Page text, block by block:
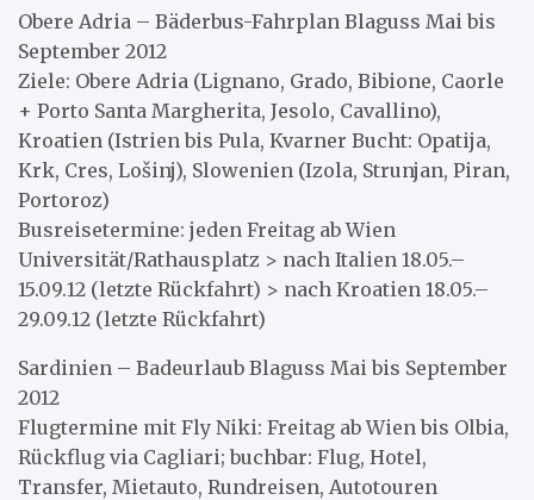
Obere Adria – Bäderbus-Fahrplan Blaguss Mai bis
September 2012
Ziele: Obere Adria (Lignano, Grado, Bibione, Caorle
+ Porto Santa Margherita, Jesolo, Cavallino),
Kroatien (Istrien bis Pula, Kvarner Bucht: Opatija,
Krk, Cres, Lošinj), Slowenien (Izola, Strunjan, Piran,
Portoroz)
Busreisetermine: jeden Freitag ab Wien
Universität/Rathausplatz > nach Italien 18.05.–
15.09.12 (letzte Rückfahrt) > nach Kroatien 18.05.–
29.09.12 (letzte Rückfahrt)
Sardinien – Badeurlaub Blaguss Mai bis September
2012
Flugtermine mit Fly Niki: Freitag ab Wien bis Olbia,
Rückflug via Cagliari; buchbar: Flug, Hotel,
Transfer, Mietauto, Rundreisen, Autotouren